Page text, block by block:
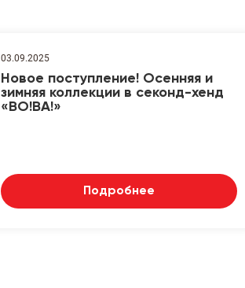
03.09.2025
Новое поступление! Осенняя и
зимняя коллекции в секонд-хенд
«ВО!ВА!»
Подробнее